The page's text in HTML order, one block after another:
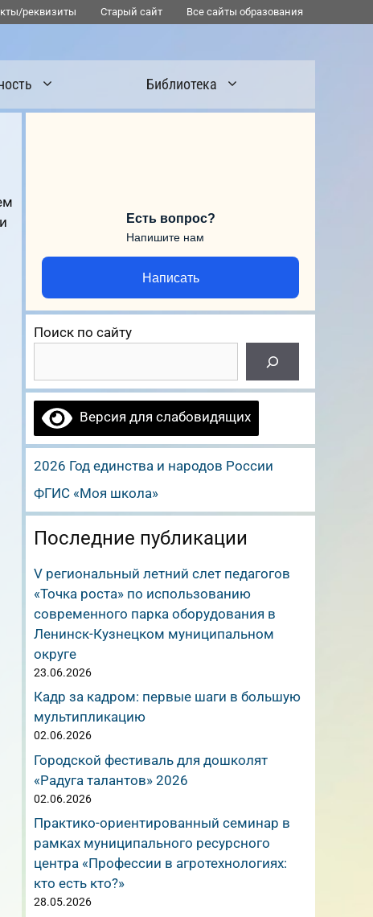
реквизиты Старый сайт Все сайты образования
Библиотека
Есть вопрос?
Напишите нам
Написать
Поиск по сайту
Версия для слабовидящих
2026 Год единства и народов России
ФГИС «Моя школа»
Последние публикации
V региональный летний слет педагогов
«Точка роста» по использованию
современного парка оборудования в
Ленинск-Кузнецком муниципальном
округе
23.06.2026
Кадр за кадром: первые шаги в большую
мультипликацию
02.06.2026
Городской фестиваль для дошколят
«Радуга талантов» 2026
02.06.2026
Практико-ориентированный семинар в
рамках муниципального ресурсного
центра «Профессии в агротехнологиях:
кто есть кто?»
28.05.2026